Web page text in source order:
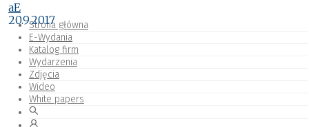
Strona główna
E-Wydania
Katalog firm
Wydarzenia
Zdjęcia
Wideo
White papers
aE
20.9.2017